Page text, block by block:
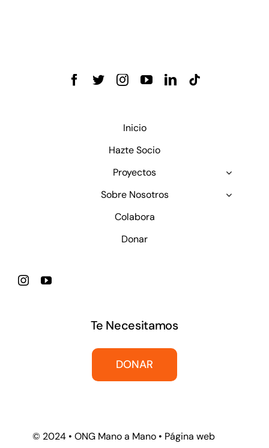
Inicio
Hazte Socio
Proyectos
Sobre Nosotros
Colabora
Donar
Te Necesitamos
DONAR
© 2024 • ONG Mano a Mano • Página web